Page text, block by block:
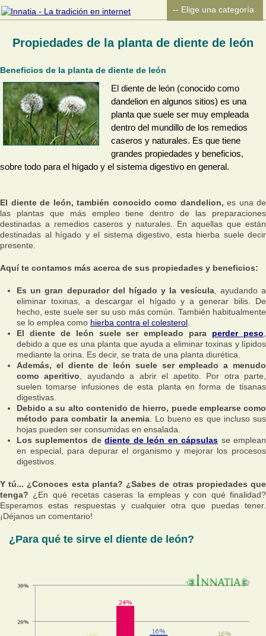
Propiedades de la planta de diente de león
Beneficios de la planta de diente de león
El diente de león (conocido como
dandelion en algunos sitios) es una
planta que suele ser muy empleada
dentro del mundillo de los remedios
caseros y naturales. Es que tiene
grandes propiedades y beneficios,
sobre todo para el hígado y el sistema digestivo en general.
El diente de león, también conocido como dandelion, es una de
las plantas que más empleo tiene dentro de las preparaciones
destinadas a remedios caseros y naturales. En aquellas que están
destinadas al hígado y el sistema digestivo, esta hierba suele decir
presente.
Aquí te contamos más acerca de sus propiedades y beneficios:
Es un gran depurador del hígado y la vesícula, ayudando a
eliminar toxinas, a descargar el hígado y a generar bilis. De
hecho, este suele ser su uso más común. También habitualmente
se lo emplea como hierba contra el colesterol
El diente de león suele ser empleado para perder peso
debido a que es una planta que ayuda a eliminar toxinas y lípidos
mediante la orina. Es decir, se trata de una planta diurética.
Además, el diente de león suele ser empleado a menudo
como aperitivo , ayudando a abrir el apetito. Por otra parte,
suelen tomarse infusiones de esta planta en forma de tisanas
digestivas.
Debido a su alto contenido de hierro, puede emplearse como
método para combatir la anemia. Lo bueno es que incluso sus
hojas pueden ser consumidas en ensalada.
Los suplementos dediente de león en cápsulas se emplean
en especial, para depurar el organismo y mejorar los procesos
digestivos.
Y tú... ¿Conoces esta planta? ¿Sabes de otras propiedades que
tenga? ¿En qué recetas caseras la empleas y con qué finalidad?
Esperamos estas respuestas y cualquier otra que puedas tener.
¡Déjanos un comentario!
¿Para qué te sirve el diente de león?